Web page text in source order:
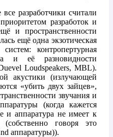
разработчики считали
разработок и
и пространственности
ещё одна экзотическая
контропертурная
и её разновидности
Loudspeakers, MBL).
акустики (излучающей
«убить двух зайцев»,
звучания и
(когда кажется
и аппаратура не имеет к
говоря это
аппаратуры)).